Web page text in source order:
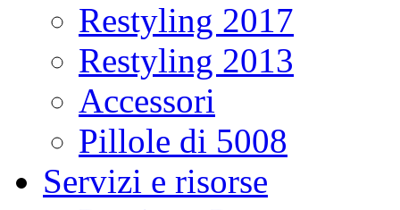
Restyling 2017
Restyling 2013
Accessori
Pillole di 5008
Servizi e risorse